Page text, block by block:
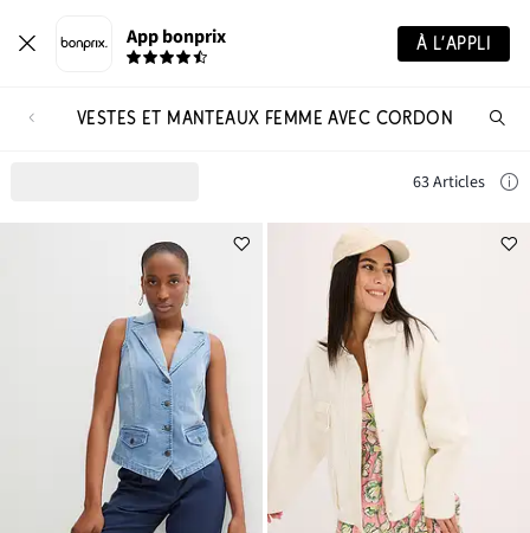
App bonprix À L’APPLI
VESTES ET MANTEAUX FEMME AVEC CORDON
63 Articles